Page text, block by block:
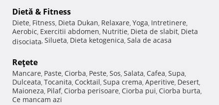
Dietă & Fitness
Diete, Fitness, Dieta Dukan, Relaxare, Yoga, Intretinere,
Aerobic, Exercitii abdomen, Nutritie, Dieta de slabit, Dieta
disociata, Silueta, Dieta ketogenica, Sala de acasa
Reţete
Mancare, Paste, Ciorba, Peste, Sos, Salata, Cafea, Supa,
Dulceata, Tocanita, Cocktail, Supa crema, Aperitive, Desert,
Maioneza, Pilaf, Ciorba perisoare, Ciorba pui, Ciorba burta,
Ce mancam azi